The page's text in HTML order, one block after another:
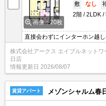
画像：20枚
敷
なし
2階
2LDK
直接会わずにインターホン越
独立などが揃っているので、
す。簡単に温度管理できるエ
ーキングスペース利用価格は￥
株式会社アークス エイブルネットワ
日店
情報更新日 2026/08/07
賃貸アパート メゾンシャルム春